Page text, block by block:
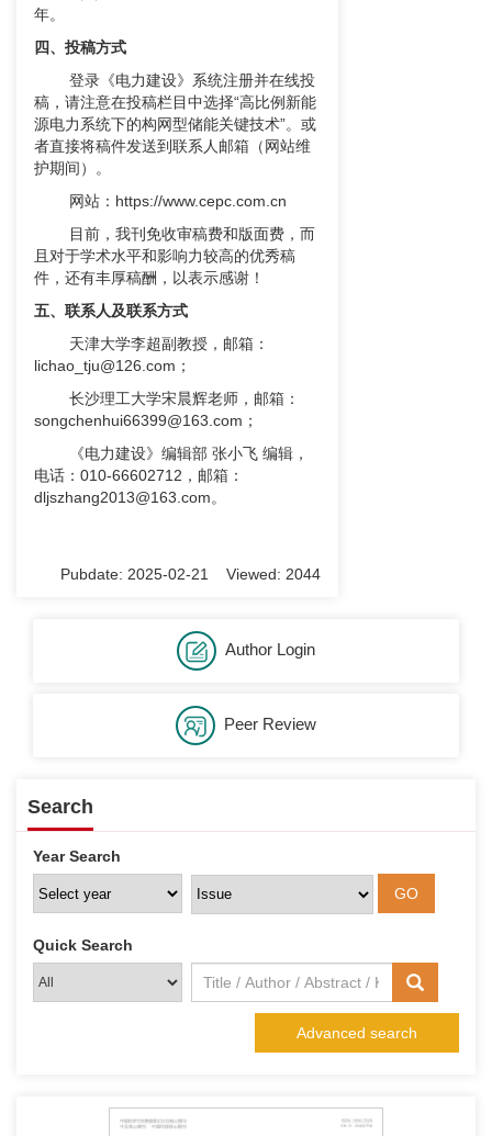
年。
四、投稿方式
登录《电力建设》系统注册并在线投
稿，请注意在投稿栏目中选择“高比例新能
源电力系统下的构网型储能关键技术”。或
者直接将稿件发送到联系人邮箱（网站维
护期间）。
网站： https://www.cepc.com.cn
目前，我刊免收审稿费和版面费，而
且对于学术水平和影响力较高的优秀稿
件，还有丰厚稿酬，以表示感谢！
五、联系人及联系方式
天津大学李超副教授，邮箱：
lichao_tju@126.com ；
长沙理工大学宋晨辉老师，邮箱：
songchenhui66399@163.com ；
《电力建设》编辑部 张小飞 编辑，
电话：010-66602712，邮箱：
dljszhang2013@163.com。
Pubdate: 2025-02-21 Viewed: 2044
Author Login
Peer Review
Search
Year Search
Quick Search
Advanced search